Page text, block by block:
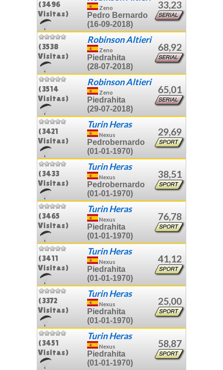
(3496
Visitas)
Zeno
Pedro Bernardo
(16-09-2018)
33,23
(3538
Visitas)
Robinson Altieri
Zeno
Piedrahita
(28-07-2018)
68,92
(3514
Visitas)
Robinson Altieri
Zeno
Piedrahita
(29-07-2018)
65,01
(3421
Visitas)
Turin Heras
Nexus
Pedrobernardo
(01-01-1970)
29,69
(3433
Visitas)
Turin Heras
Nexus
Pedrobernardo
(01-01-1970)
38,51
(3465
Visitas)
Turin Heras
Nexus
Piedrahita
(01-01-1970)
76,78
(3411
Visitas)
Turin Heras
Nexus
Piedrahita
(01-01-1970)
41,12
(3372
Visitas)
Turin Heras
Nexus
Piedrahita
(01-01-1970)
25,00
(3451
Visitas)
Turin Heras
Nexus
Piedrahita
(01-01-1970)
58,87